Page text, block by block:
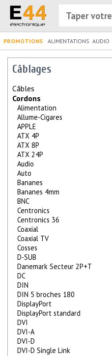
PROMOTIONS ALIMENTATIONS AUDIO
Câblages
Câbles
Cordons
Alimentation
Allume-Cigares
APPLE
ATX 4P
ATX 8P
ATX 24P
Audio
Auto
Bananes
Bananes 4mm
BNC
Centronics
Centronics 36
Coaxial
Coaxial TV
Cosses
D-SUB
Danemark Secteur 2P+T
DC
DIN
DIN 5 broches 180
DisplayPort
DisplayPort standard
DVI
DVI-A
DVI-D
DVI-D Single Link